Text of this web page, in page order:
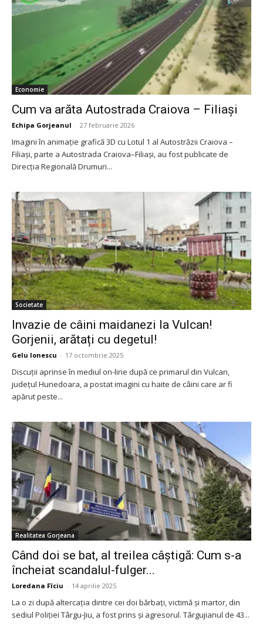
Economie
Cum va arăta Autostrada Craiova – Filiași
Echipa Gorjeanul - 27 februarie 2026
Imagini în animație grafică 3D cu Lotul 1 al Autostrăzii Craiova –
Filiași, parte a Autostrada Craiova–Filiași, au fost publicate de
Direcția Regională Drumuri...
Societate
Invazie de câini maidanezi la Vulcan!
Gorjenii, arătați cu degetul!
Gelu Ionescu - 17 octombrie 2025
Discuții aprinse în mediul on-line după ce primarul din Vulcan,
județul Hunedoara, a postat imagini cu haite de câini care ar fi
apărut peste...
Realitatea Gorjeana
Când doi se bat, al treilea câștigă: Cum s-a
încheiat scandalul-fulger...
Loredana Fîciu - 14 aprilie 2025
La o zi după altercația dintre cei doi bărbați, victimă și martor, din
sediul Poliției Târgu-Jiu, a fost prins și agresorul. Târgujianul de 43...